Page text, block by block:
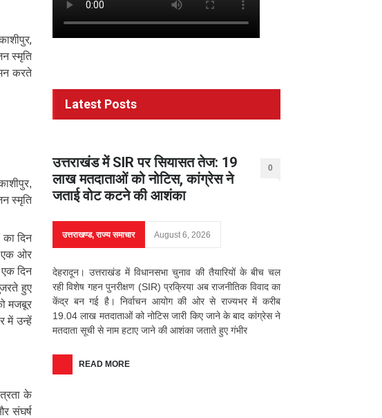
स्मृति
करते
स्मृति
दिन
एक ओर
दिन
हुए
मजबूर
में उन्हें
के
संघर्ष
Latest Posts
उत्तराखंड में SIR पर सियासत तेज: 19
लाख मतदाताओं को नोटिस, कांग्रेस ने
जताई वोट कटने की आशंका
0
उत्तराखण्ड,राज्य समाचार August 6, 2026
देहरादून। उत्तराखंड में विधानसभा चुनाव की तैयारियों के बीच चल
रही विशेष गहन पुनरीक्षण (SIR) प्रक्रिया अब राजनीतिक विवाद का
केंद्र बन गई है। निर्वाचन आयोग की ओर से राज्यभर में करीब
19.04 लाख मतदाताओं को नोटिस जारी किए जाने के बाद कांग्रेस ने
मतदाता सूची से नाम हटाए जाने की आशंका जताते हुए गंभीर
READ MORE